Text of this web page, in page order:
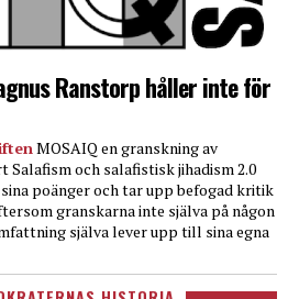
Ranstorp håller inte för
MOSAIQ en granskning av
och salafistisk jihadism 2.0
poänger och tar upp befogad kritik
granskarna inte själva på någon
själva lever upp till sina egna